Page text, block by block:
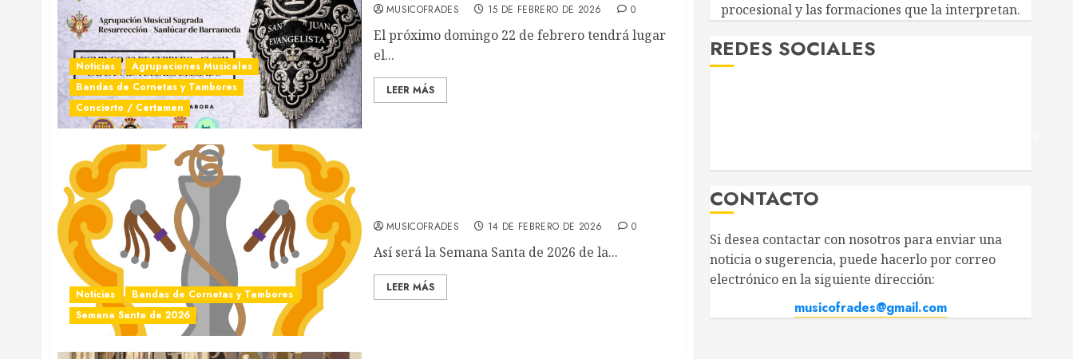
Noticias
Agrupaciones Musicales
Bandas de Cornetas y Tambores
Concierto / Certamen
MUSICOFRADES 15 DE FEBRERO DE 2026 0
El próximo domingo 22 de febrero tendrá lugar
el...
LEER MÁS
Noticias
Bandas de Cornetas y Tambores
Semana Santa de 2026
MUSICOFRADES 14 DE FEBRERO DE 2026 0
Así será la Semana Santa de 2026 de la...
LEER MÁS
procesional y las formaciones que la interpretan.
REDES SOCIALES
CONTACTO
Si desea contactar con nosotros para enviar una
noticia o sugerencia, puede hacerlo por correo
electrónico en la siguiente dirección:
musicofrades@gmail.com
Musicofrades
¿Quieres permanecer informado/a de todas las noticias al momento y en tu móvil?
Entra y sigue a nuestro canal de WhatsApp: